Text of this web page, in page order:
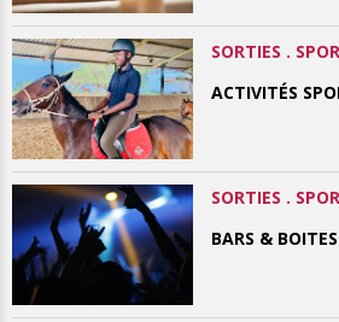
SORTIES .
ACTIVITÉS
SORTIES .
BARS &